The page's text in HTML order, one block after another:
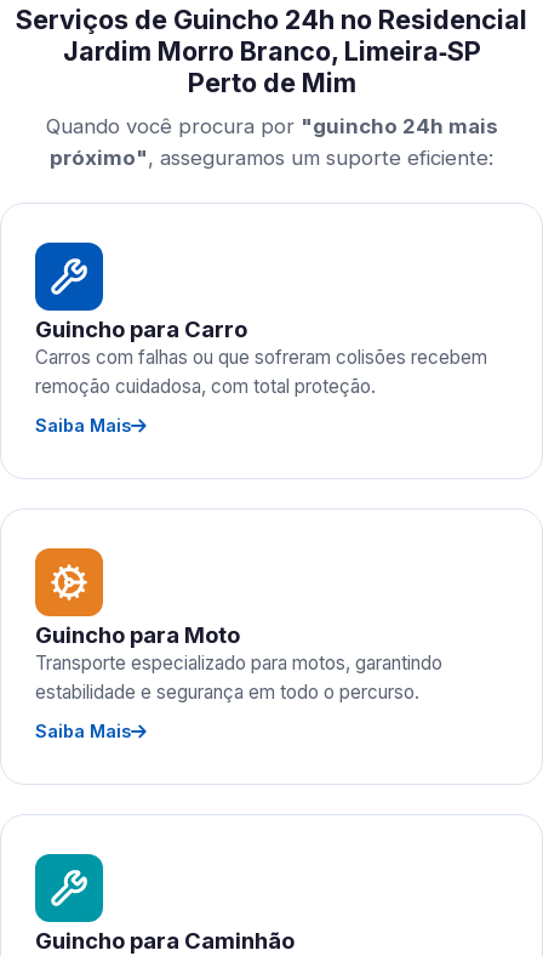
Serviços de Guincho 24h no Residencial
Jardim Morro Branco, Limeira‑SP
Perto de Mim
Quando você procura por "guincho 24h mais
próximo", asseguramos um suporte eficiente:
Guincho para Carro
Carros com falhas ou que sofreram colisões recebem
remoção cuidadosa, com total proteção.
Saiba Mais
Guincho para Moto
Transporte especializado para motos, garantindo
estabilidade e segurança em todo o percurso.
Saiba Mais
Guincho para Caminhão